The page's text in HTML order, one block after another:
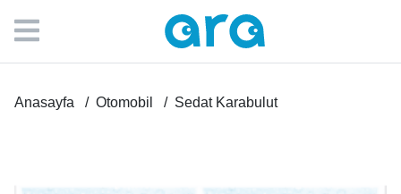
Anasayfa Otomobil Sedat Karabulut